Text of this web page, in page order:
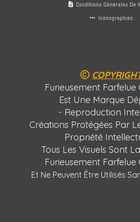
Conditions Générales De
 Iconographies

Furieusement Farfelue
Est Une Marque
- Reproduction
Créations Protégées Par
Propriété
Tous Les Visuels Sont
Furieusement Farfelue
Et Ne Peuvent Être Utilisés